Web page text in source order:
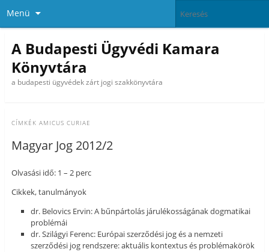
Menü
A Budapesti Ügyvédi Kamara
Könyvtára
a budapesti ügyvédek zárt jogi szakkönyvtára
CÍMKÉK AMICUS CURIAE
Magyar Jog 2012/2
Olvasási idő: 1 – 2 perc
Cikkek, tanulmányok
dr. Belovics Ervin: A bűnpártolás járulékosságának dogmatikai
problémái
dr. Szilágyi Ferenc: Európai szerződési jog és a nemzeti
szerződési jog rendszere: aktuális kontextus és problémakörök